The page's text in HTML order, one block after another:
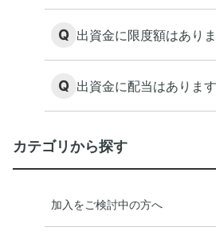
Q 出資金に限度額はあり
Q 出資金に配当はありま
カテゴリから探す
加入をご検討中の方へ